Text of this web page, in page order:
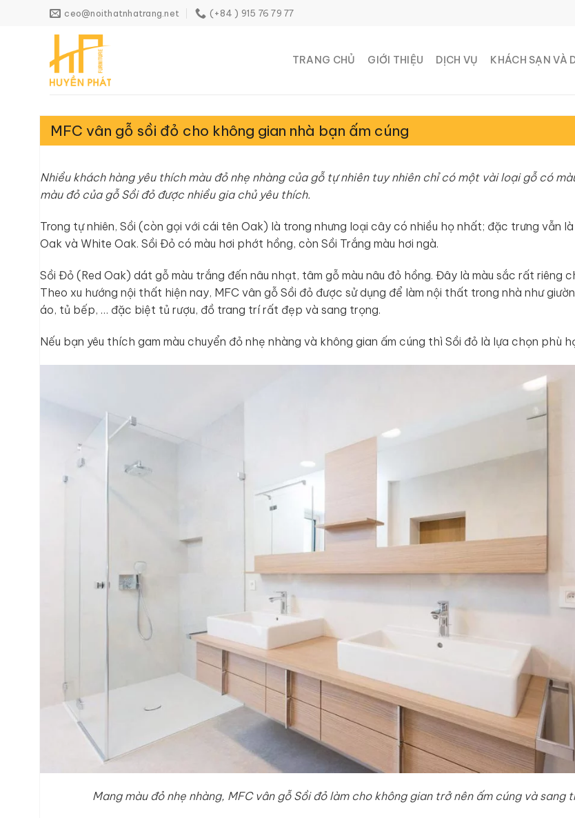
ceo@noithatnhatrang.net (+84 ) 915 76 79 77
TRANG CHỦ GIỚI THIỆU DỊCH VỤ KHÁCH SẠN VÀ
MFC vân gỗ sồi đỏ cho không gian nhà bạn ấm cúng
Nhiều khách hàng yêu thích màu đỏ nhẹ nhàng của gỗ tự nhiên tuy nhiên chỉ có một vài loại gỗ có
màu đỏ của gỗ Sồi đỏ được nhiều gia chủ yêu thích.
Trong tự nhiên, Sồi (còn gọi với cái tên Oak) là trong nhưng loại cây có nhiều họ nhất; đặc trưng vẫn là
Oak và White Oak. Sồi Đỏ có màu hơi phớt hồng, còn Sồi Trắng màu hơi ngà.
Sồi Đỏ (Red Oak) dát gỗ màu trắng đến nâu nhạt, tâm gỗ màu nâu đỏ hồng. Đây là màu sắc rất riêng
Theo xu hướng nội thất hiện nay, MFC vân gỗ Sồi đỏ được sử dụng để làm nội thất trong nhà như
áo, tủ bếp, … đặc biệt tủ rượu, đồ trang trí rất đẹp và sang trọng.
Nếu bạn yêu thích gam màu chuyển đỏ nhẹ nhàng và không gian ấm cúng thì Sồi đỏ là lựa chọn phù
Mang màu đỏ nhẹ nhàng, MFC vân gỗ Sồi đỏ làm cho không gian trở nên ấm cúng và sang